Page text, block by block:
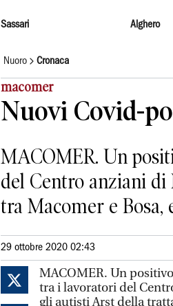
Sassari Alghero
Nuoro Cronaca
macomer
Nuovi Covid-
MACOMER. Un
del Centro anziani
tra Macomer e Bosa,
29 ottobre 2020 02:43
MACOMER. Un
tra i lavoratori del
gli autisti Arst della